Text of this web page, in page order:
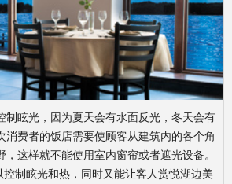
制眩光，因为夏天会有水面反光，冬天会有
消费者的饭店需要使顾客从建筑内的各个角
这样就不能使用室内窗帘或者遮光设备。
制眩光和热，同时又能让客人赏悦湖边美